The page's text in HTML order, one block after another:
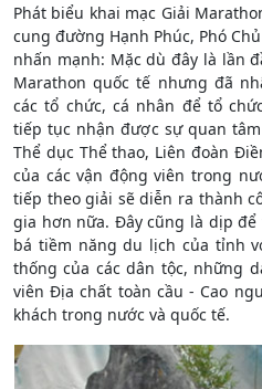
Phát biểu khai mạc Giải
cung đường Hạnh Phúc, Phó
nhấn mạnh: Mặc dù đây là lần
Marathon quốc tế nhưng đã
các tổ chức, cá nhân để tổ
tiếp tục nhận được sự quan
Thể dục Thể thao, Liên đoàn
của các vận động viên trong
tiếp theo giải sẽ diễn ra thành
gia hơn nữa. Đây cũng là dịp
bá tiềm năng du lịch của tỉnh
thống của các dân tộc, những
viên Địa chất toàn cầu - Cao
khách trong nước và quốc tế.